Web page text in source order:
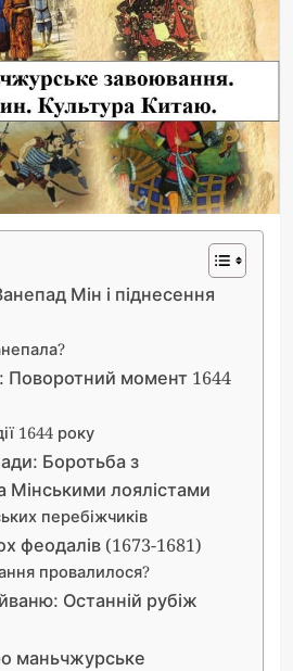
Мін і піднесення
Поворотний момент 1644
1644 року
Боротьба з
Мінськими лоялістами
перебіжчиків
феодалів (1673-1681)
провалилося?
Останній рубіж
маньчжурське